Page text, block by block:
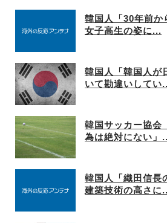
韓国人「30年前か
女子高生の姿に...
韓国人「韓国人が
いて勘違いしてい
韓国サッカー協会
為は絶対にない」
韓国人「織田信長
建築技術の高さに